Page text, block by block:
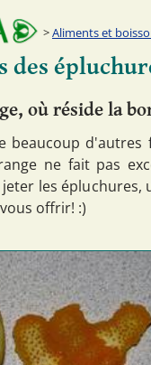
Aliments et
des
où réside la
beaucoup
ne fait pas
les
offrir! :)